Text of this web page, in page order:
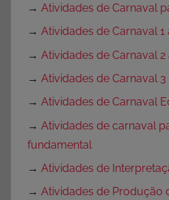
→ Atividades de Carnaval
→ Atividades de Carnaval 1
→ Atividades de Carnaval 2
→ Atividades de Carnaval 3
→ Atividades de Carnaval
→ Atividades de carnaval
fundamental
→ Atividades de
→ Atividades de Produção